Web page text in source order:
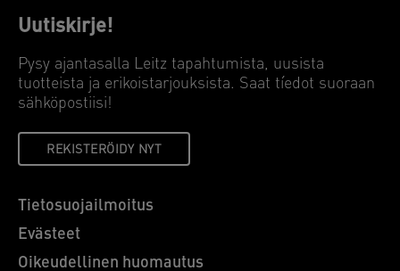
Uutiskirje!
Pysy ajantasalla Leitz tapahtumista, uusista
tuotteista ja erikoistarjouksista. Saat tíedot suoraan
sähköpostiisi!
REKISTERÖIDY NYT
Tietosuojailmoitus
Evästeet
Oikeudellinen huomautus